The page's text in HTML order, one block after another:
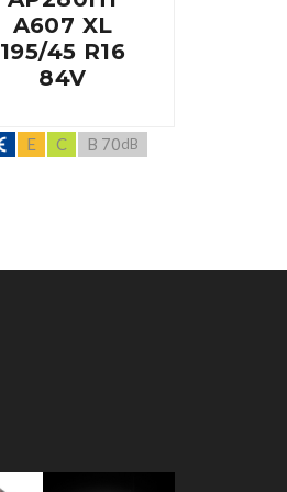
A607 XL
195/45 R16
84V
E C B 70dB